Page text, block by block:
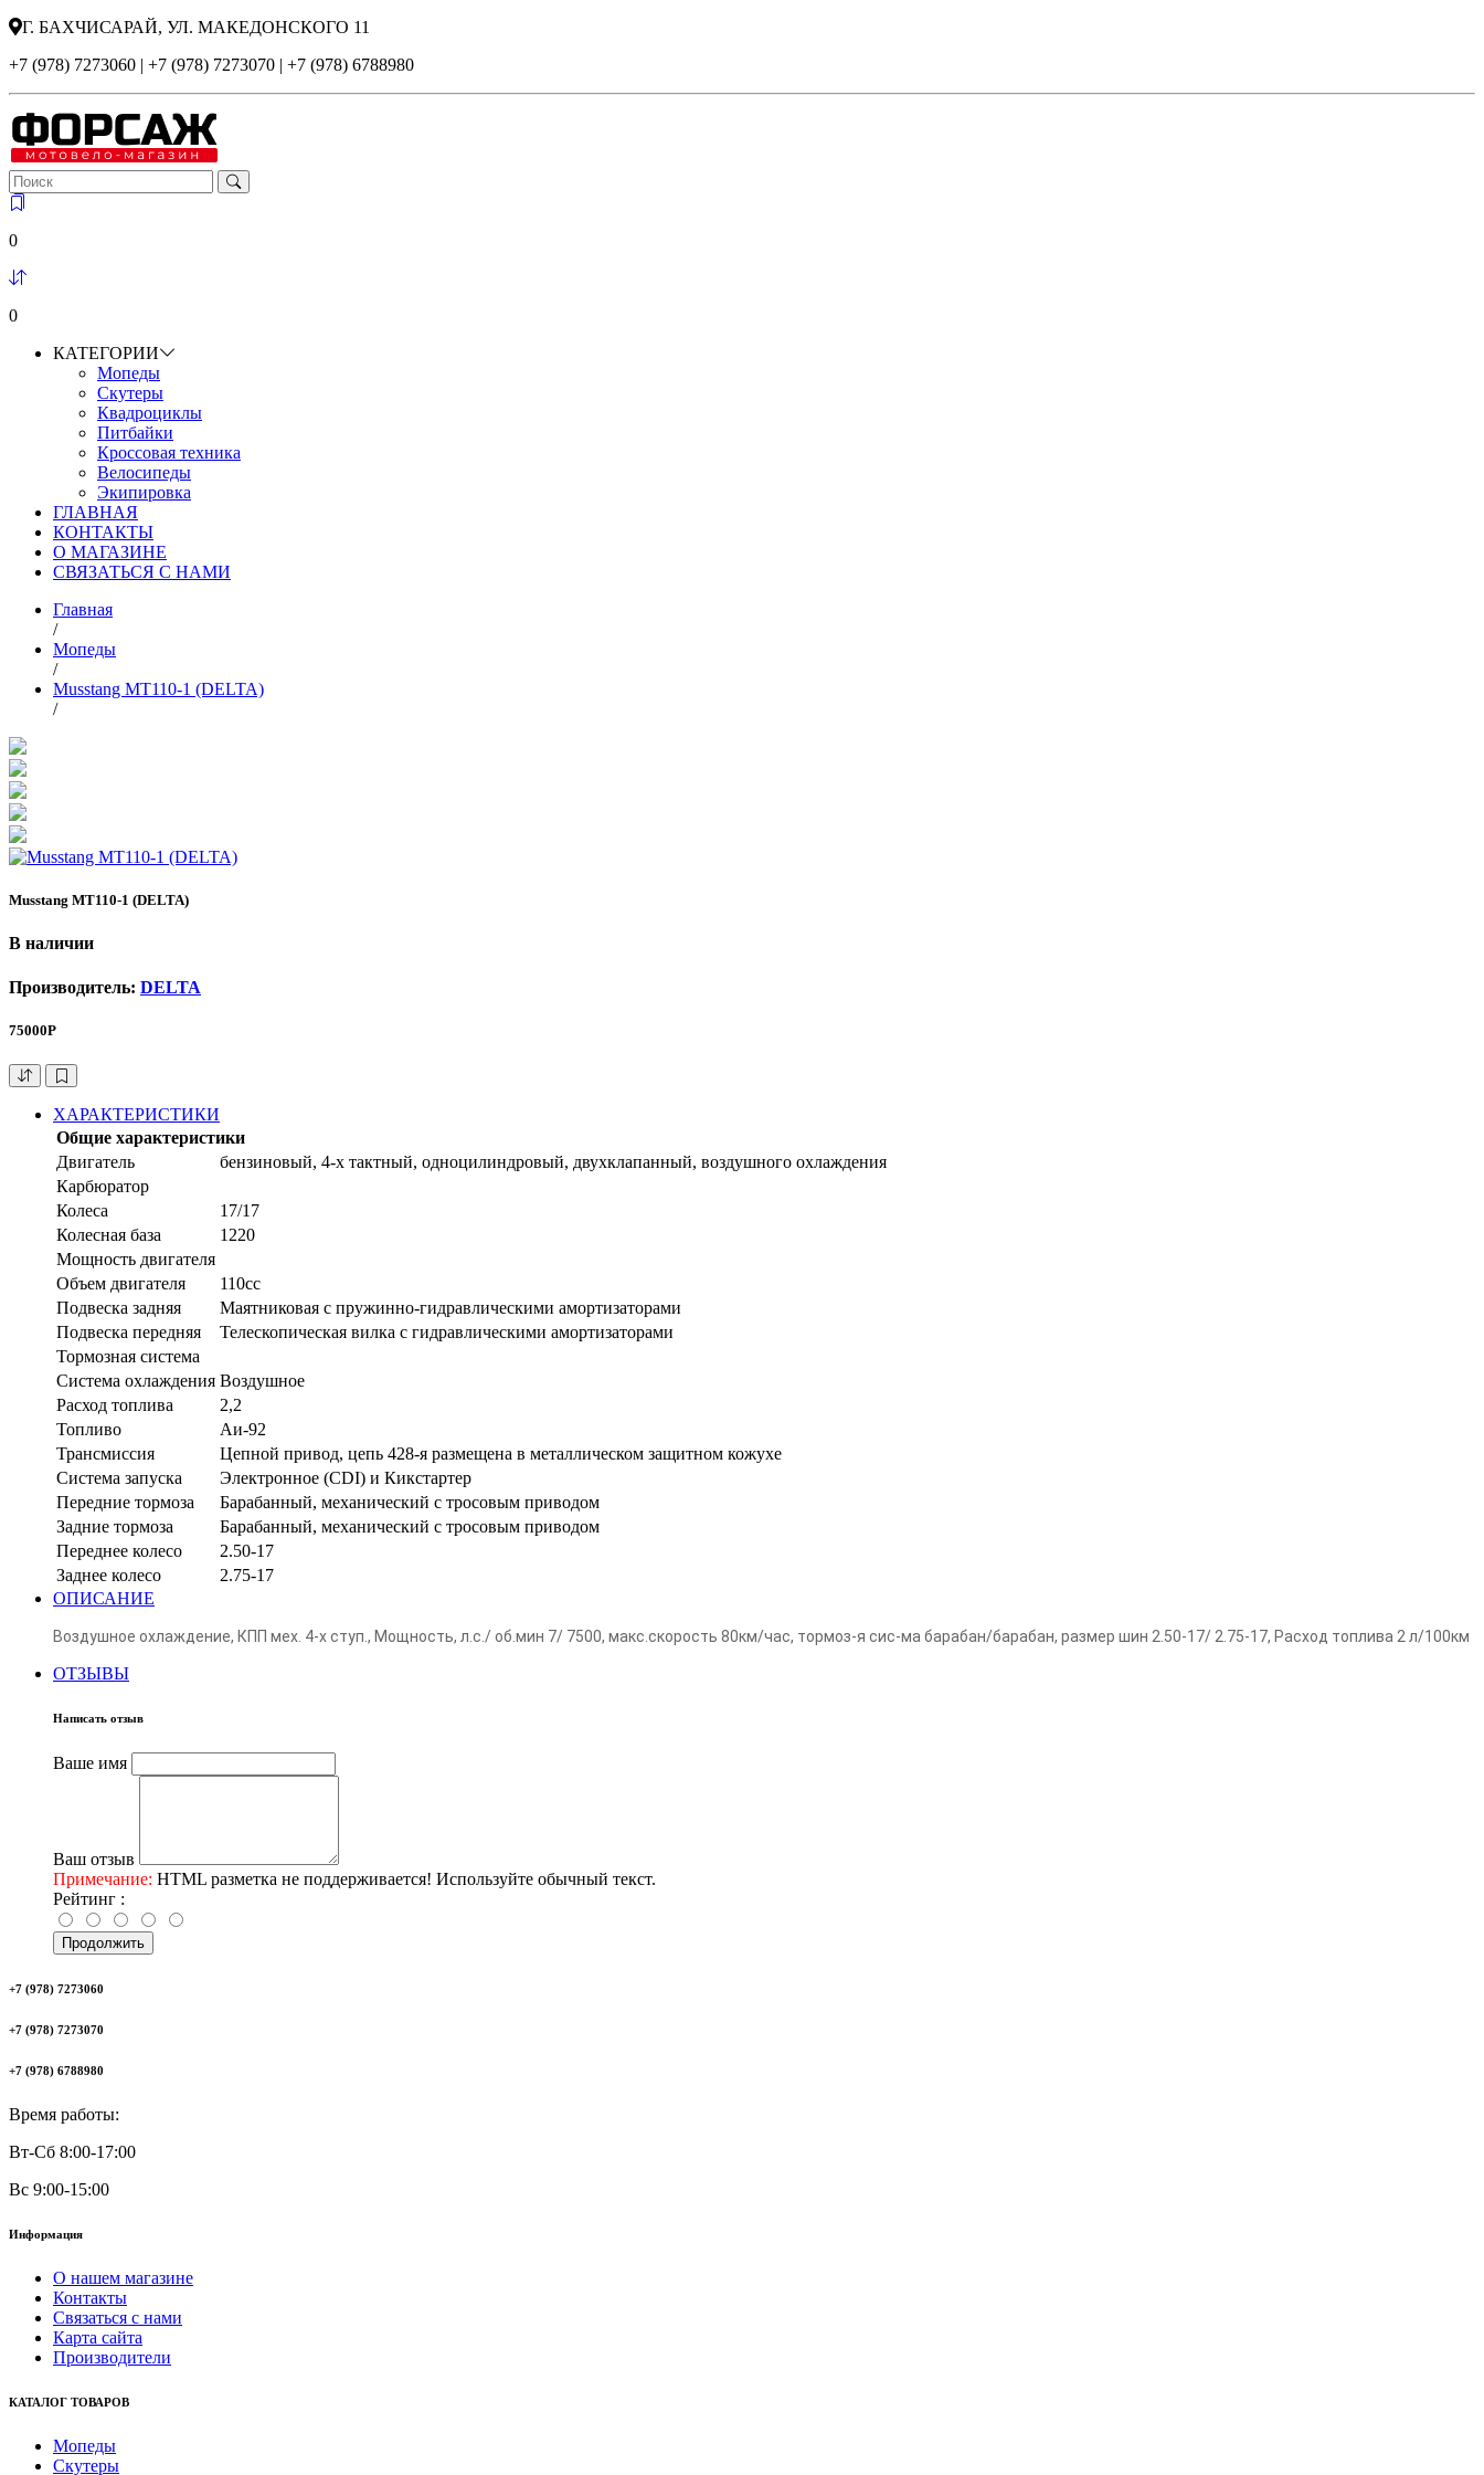
Г. БАХЧИСАРАЙ, УЛ. МАКЕДОНСКОГО 11
+7 (978) 7273060 | +7 (978) 7273070 | +7 (978) 6788980
0
0
КАТЕГОРИИ
Мопеды
Скутеры
Квадроциклы
Питбайки
Кроссовая техника
Велосипеды
Экипировка
ГЛАВНАЯ
КОНТАКТЫ
О МАГАЗИНЕ
СВЯЗАТЬСЯ С НАМИ
Главная
/
Мопеды
/
Musstang MT110-1 (DELTA)
/
Musstang MT110-1 (DELTA)
В наличии
Производитель: DELTA
75000Р
ХАРАКТЕРИСТИКИ
Общие характеристики
Двигатель
бензиновый, 4-х тактный, одноцилиндровый, двухклапанный, воздушного охлаждения
Карбюратор
Колеса
17/17
Колесная база
1220
Мощность двигателя
Объем двигателя
110сс
Подвеска задняя
Маятниковая с пружинно-гидравлическими амортизаторами
Подвеска передняя
Телескопическая вилка с гидравлическими амортизаторами
Тормозная система
Система охлаждения Воздушное
Расход топлива
2,2
Топливо
Аи-92
Трансмиссия
Цепной привод, цепь 428-я размещена в металлическом защитном кожухе
Система запуска
Электронное (CDI) и Кикстартер
Передние тормоза
Барабанный, механический с тросовым приводом
Задние тормоза
Барабанный, механический с тросовым приводом
Переднее колесо
2.50-17
Заднее колесо
2.75-17
ОПИСАНИЕ
Воздушное охлаждение, КПП мех. 4-х ступ., Мощность, л.с./ об.мин 7/ 7500, макс.скорость 80км/час, тормоз-я сис-ма барабан/барабан, размер шин 2.50-17/ 2.75-17, Расход топлива 2 л/100км
ОТЗЫВЫ
Написать отзыв
Ваше имя
Ваш отзыв
Примечание: HTML разметка не поддерживается! Используйте обычный текст.
Рейтинг :
Продолжить
+7 (978) 7273060
+7 (978) 7273070
+7 (978) 6788980
Время работы:
Вт-Сб 8:00-17:00
Вс 9:00-15:00
Информация
О нашем магазине
Контакты
Связаться с нами
Карта сайта
Производители
КАТАЛОГ ТОВАРОВ
Мопеды
Скутеры